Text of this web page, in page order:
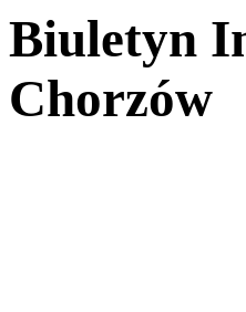
Biuletyn
Chorzów